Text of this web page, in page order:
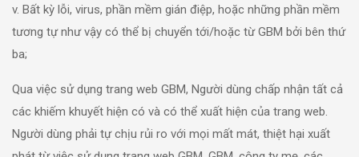
v. Bất kỳ lỗi, virus, phần mềm gián điệp, hoặc những phần mềm
tương tự như vậy có thể bị chuyển tới/hoặc từ GBM bởi bên thứ
ba;
Qua việc sử dụng trang web GBM, Người dùng chấp nhận tất cả
các khiếm khuyết hiện có và có thể xuất hiện của trang web.
Người dùng phải tự chịu rủi ro với mọi mất mát, thiệt hại xuất